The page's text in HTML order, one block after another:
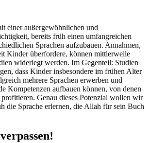
einer außergewöhnlichen und
bereits früh einen umfangreichen
Sprachen aufzubauen. Annahmen,
Kinder überfordere, können mittlerweile
widerlegt werden. Im Gegenteil: Studien
dass Kinder insbesondere im frühen Alter
mehrere Sprachen erwerben und
Kompetenzen aufbauen können, von denen
Genau dieses Potenzial wollen wir
die Sprache erlernen, die Allah für sein Buch